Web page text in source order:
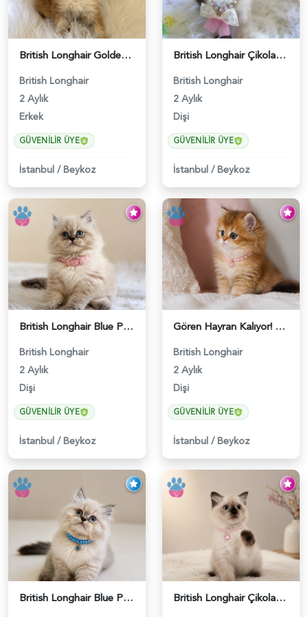
British Longhair Golden Erkek Yavrumuz - 5910
British Longhair
2 Aylık
Erkek
GÜVENILIR ÜYE
İstanbul /Beykoz
British Longhair Çikolata Nadir Renk Göz Kamaştırıcı - 6117
British Longhair
2 Aylık
Dişi
GÜVENILIR ÜYE
İstanbul /Beykoz
British Longhair Blue Point Afrodit Yuva Arıyor - 6118
British Longhair
2 Aylık
Dişi
GÜVENILIR ÜYE
İstanbul /Beykoz
Gören Hayran Kalıyor! British Longhair Golden Dişi - 6345
British Longhair
2 Aylık
Dişi
GÜVENILIR ÜYE
İstanbul /Beykoz
British Longhair Blue Point Erkek Pofuduk Yavrumuz - 6348 British Longhair Çikolatalı Sütlü Dişi Yavrumuz - 6347